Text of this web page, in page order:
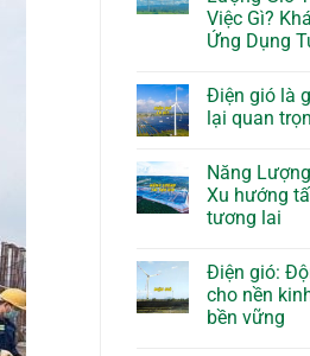
Việc Gì?
Ứng Dụng
Điện gió là
lại quan
Năng
Xu hướng
tương lai
Điện gió:
cho nền
bền vững